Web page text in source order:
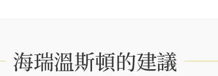
海瑞溫斯頓的建議